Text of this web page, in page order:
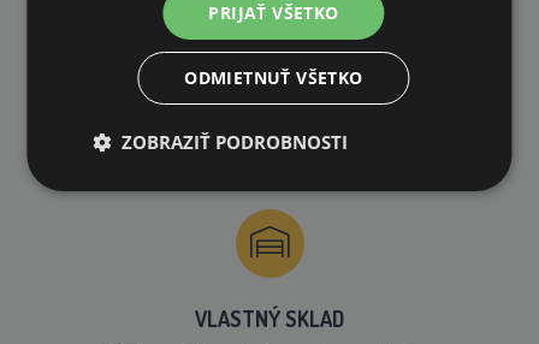
DOPRAVA ZDARMA
na všetky objednávky od 200€ vrátane DPH.
VLASTNÝ SKLAD
PRIJAŤ VŠETKO
ODMIETNUŤ VŠETKO
ZOBRAZIŤ PODROBNOSTI